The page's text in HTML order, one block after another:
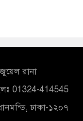
রানা
01324-414545
ঢাকা-১২০৭